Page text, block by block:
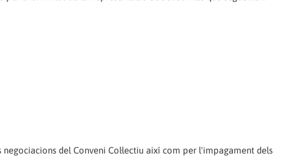
del Conveni Col·lectiu així com per l'impagament dels